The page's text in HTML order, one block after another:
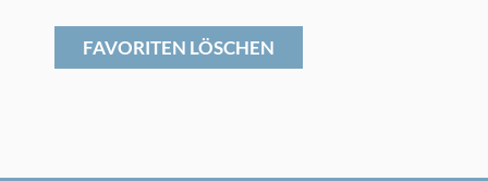
FAVORITEN LÖSCHEN